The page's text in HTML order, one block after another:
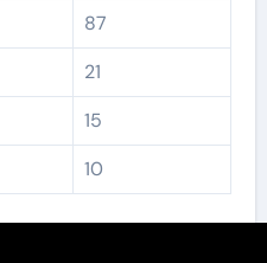
87
21
15
10